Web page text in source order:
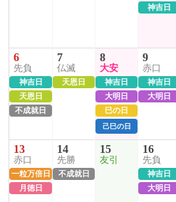
神吉日
6
先負
神吉日
天恩日
不成就日
7
仏滅
天恩日
8
大安
神吉日
大明日
巳の日
己巳の日
9
赤口
神吉日
大明日
13
赤口
一粒万倍日
月徳日
14
先勝
不成就日
15
友引
16
先負
神吉日
大明日